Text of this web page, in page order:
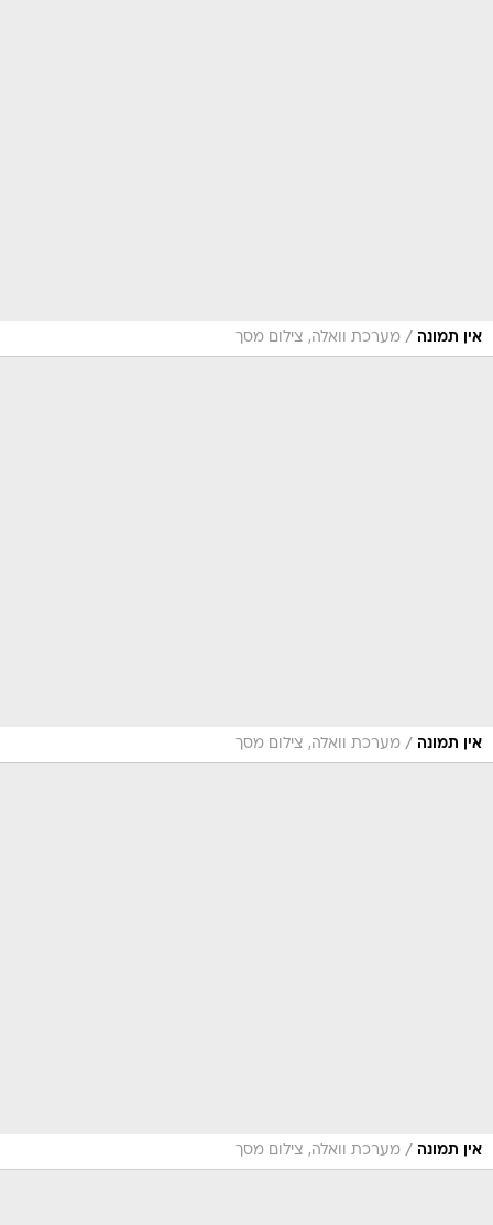
אין תמונה / מערכת וואלה, צילום מסך
אין תמונה / מערכת וואלה, צילום מסך
אין תמונה / מערכת וואלה, צילום מסך